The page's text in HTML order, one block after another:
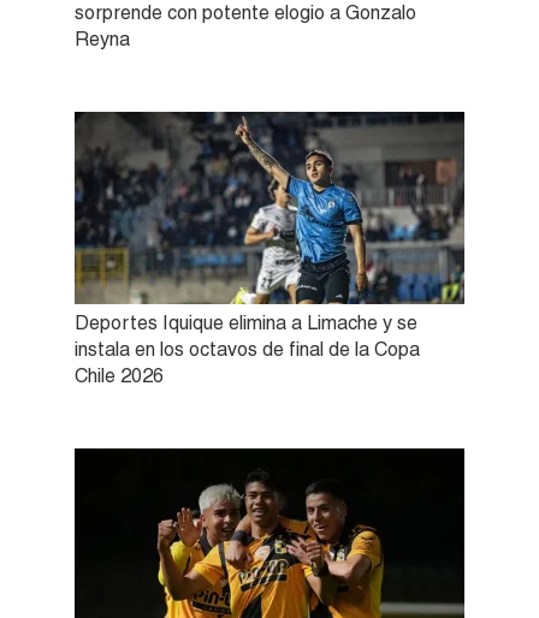
sorprende con potente elogio a Gonzalo
Reyna
Deportes Iquique elimina a Limache y se
instala en los octavos de final de la Copa
Chile 2026